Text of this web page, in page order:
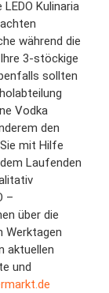
Kulinaria
während die
3-stöckige
sollten
Vodka
den
mit Hilfe
Laufenden
–
über die
Werktagen
aktuellen
und